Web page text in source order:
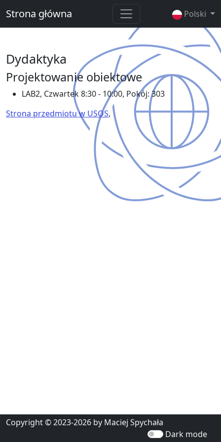
Strona główna Polski
Dydaktyka
Projektowanie obiektowe
LAB2, Czwartek 8:30 - 10:00, Pokój: 303
Strona przedmiotu w USOS,
Copyright © 2023-2026 by Maciej Spychała
Dark mode